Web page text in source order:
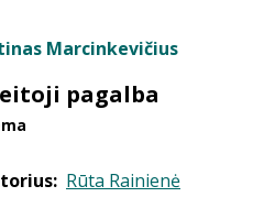
Marcinkevičius
pagalba
Rūta Rainienė